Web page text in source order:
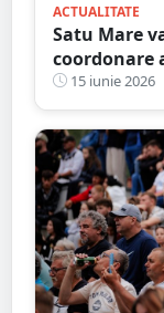
ACTUALITATE
Satu Mare
coordonare
va deveni
15 iunie 2026